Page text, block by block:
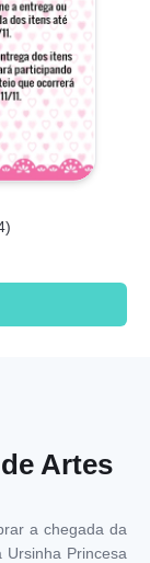
Artes
a chegada da
Princesa